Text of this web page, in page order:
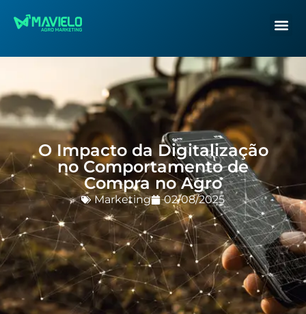
O Impacto da Digitalização
no Comportamento de
Compra no Agro
Marketing 02/08/2025